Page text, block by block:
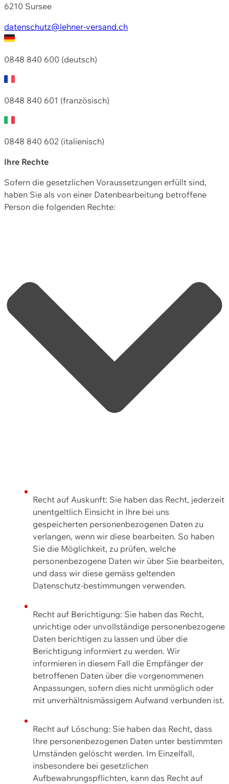
6210 Sursee
datenschutz@lehner-versand.ch
0848 840 600 (deutsch)
0848 840 601 (französisch)
0848 840 602 (italienisch)
Ihre Rechte
Sofern die gesetzlichen Voraussetzungen erfüllt sind,
haben Sie als von einer Datenbearbeitung betroffene
Person die folgenden Rechte:
Recht auf Auskunft: Sie haben das Recht, jederzeit
unentgeltlich Einsicht in Ihre bei uns
gespeicherten personenbezogenen Daten zu
verlangen, wenn wir diese bearbeiten. So haben
Sie die Möglichkeit, zu prüfen, welche
personenbezogene Daten wir über Sie bearbeiten,
und dass wir diese gemäss geltenden
Datenschutz-bestimmungen verwenden.
Recht auf Berichtigung: Sie haben das Recht,
unrichtige oder unvollständige personenbezogene
Daten berichtigen zu lassen und über die
Berichtigung informiert zu werden. Wir
informieren in diesem Fall die Empfänger der
betroffenen Daten über die vorgenommenen
Anpassungen, sofern dies nicht unmöglich oder
mit unverhältnismässigem Aufwand verbunden ist.
Recht auf Löschung: Sie haben das Recht, dass
Ihre personenbezogenen Daten unter bestimmten
Umständen gelöscht werden. Im Einzelfall,
insbesondere bei gesetzlichen
Aufbewahrungspflichten, kann das Recht auf